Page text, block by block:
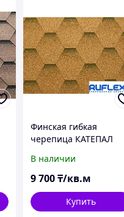
Финская гибкая
черепица КАТЕПАЛ
KATRILLI Золотой песок
В наличии
9 700 ₸/кв.м
Купить